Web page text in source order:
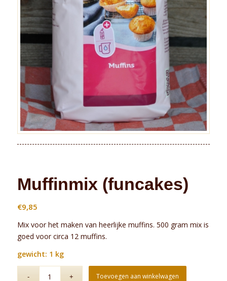
Muffinmix (funcakes)
€9,85
Mix voor het maken van heerlijke muffins. 500 gram mix is
goed voor circa 12 muffins.
gewicht: 1 kg
Toevoegen aan winkelwagen